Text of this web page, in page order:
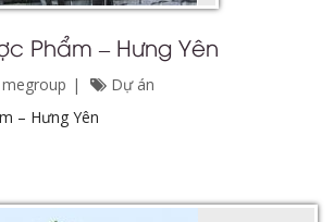
Phẩm – Hưng Yên
megroup
Dự án
– Hưng Yên